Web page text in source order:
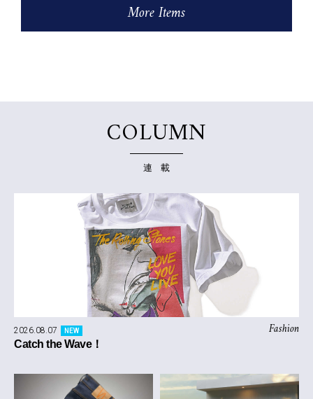
More Items
COLUMN
連 載
Fashion
2026.08.07 NEW
Catch the Wave！